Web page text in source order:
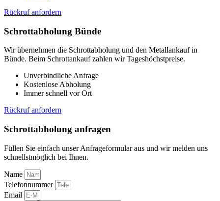
Rückruf anfordern
Schrottabholung Bünde
Wir übernehmen die Schrottabholung und den Metallankauf in
Bünde. Beim Schrottankauf zahlen wir Tageshöchstpreise.
Unverbindliche Anfrage
Kostenlose Abholung
Immer schnell vor Ort
Rückruf anfordern
Schrottabholung anfragen
Füllen Sie einfach unser Anfrageformular aus und wir melden uns
schnellstmöglich bei Ihnen.
Name
Telefonnummer
Email